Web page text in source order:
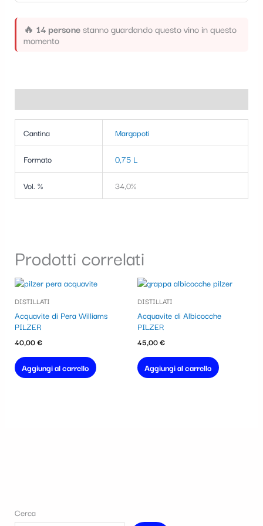
🔥 14 personestanno guardando questo vino in questo
momento
Cantina Margapoti
Formato 0,75 L
Vol. % 34,0%
Prodotti correlati
DISTILLATI
Acquavite di Pera Williams
PILZER
40,00€
Aggiungi al carrello
DISTILLATI
Acquavite di Albicocche
PILZER
45,00€
Aggiungi al carrello
Cerca
g
a